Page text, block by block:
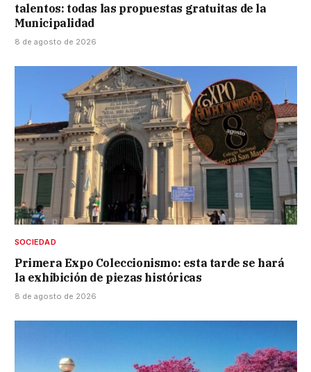
talentos: todas las propuestas gratuitas de la
Municipalidad
8 de agosto de 2026
SOCIEDAD
Primera Expo Coleccionismo: esta tarde se hará
la exhibición de piezas históricas
8 de agosto de 2026